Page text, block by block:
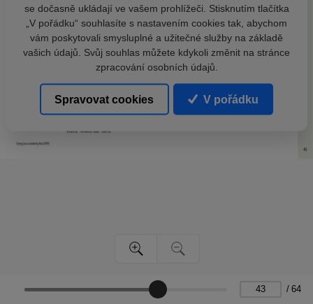
/ 64
se dočasně ukládají ve vašem prohlížeči. Stisknutím tlačítka
„V pořádku“ souhlasíte s nastavením cookies tak, abychom
vám poskytovali smysluplné a užitečné služby na základě
vašich údajů. Svůj souhlas můžete kdykoli změnit na stránce
zpracování osobních údajů.
Spravovat cookies V pořádku